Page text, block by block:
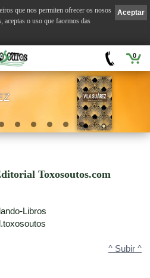
0
Toxosoutos.com
Libros
^ Subir ^
Aceptar
que nos permiten ofrecer os nosos
o uso que facemos das